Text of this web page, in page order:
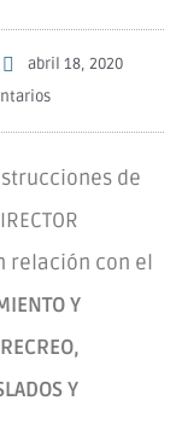
abril 18, 2020
de
relación con el
Y
Y